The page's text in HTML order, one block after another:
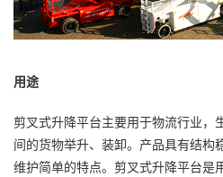
用途
剪叉式升降平台主要用于物流行业，
间的货物举升、装卸。产品具有结构
维护简单的特点。剪叉式升降平台是